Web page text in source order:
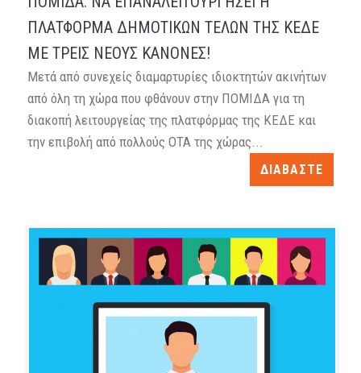
ΠΛΑΤΦΟΡΜΑ ΔΗΜΟΤΙΚΩΝ ΤΕΛΩΝ ΤΗΣ ΚΕΔΕ
ΜΕ ΤΡΕΙΣ ΝΕΟΥΣ ΚΑΝΟΝΕΣ!
Μετά από συνεχείς διαμαρτυρίες ιδιοκτητών ακινήτων
από όλη τη χώρα που φθάνουν στην ΠΟΜΙΔΑ για τη
διακοπή λειτουργείας της πλατφόρμας της ΚΕΔΕ και
την επιβολή από πολλούς ΟΤΑ της χώρας...
ΔΙΑΒΑΣΤΕ